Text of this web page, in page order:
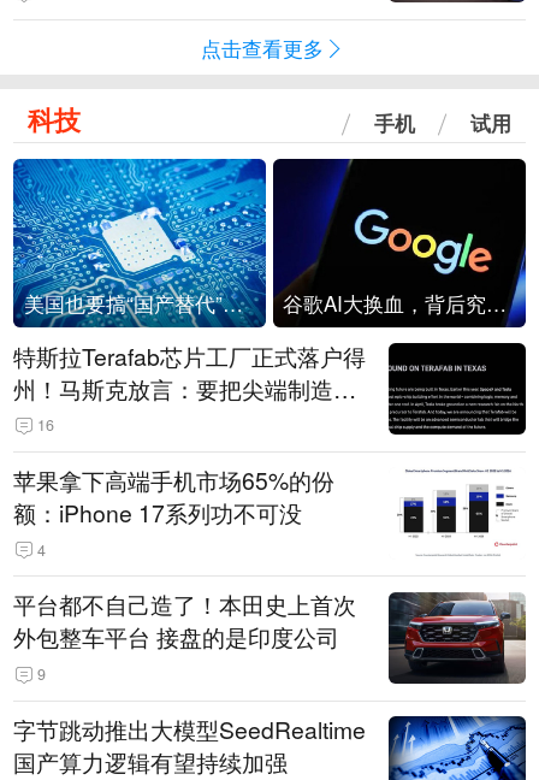
点击查看更多
科技 手机 试用
美国也要搞“国产替代”？先算清三笔账 谷歌AI大换血，背后究竟发生了什么？
特斯拉Terafab芯片工厂正式落户得
州！马斯克放言：要把尖端制造带
回美国
16
苹果拿下高端手机市场65%的份
额：iPhone 17系列功不可没
4
平台都不自己造了！本田史上首次
外包整车平台 接盘的是印度公司
9
字节跳动推出大模型SeedRealtime
国产算力逻辑有望持续加强